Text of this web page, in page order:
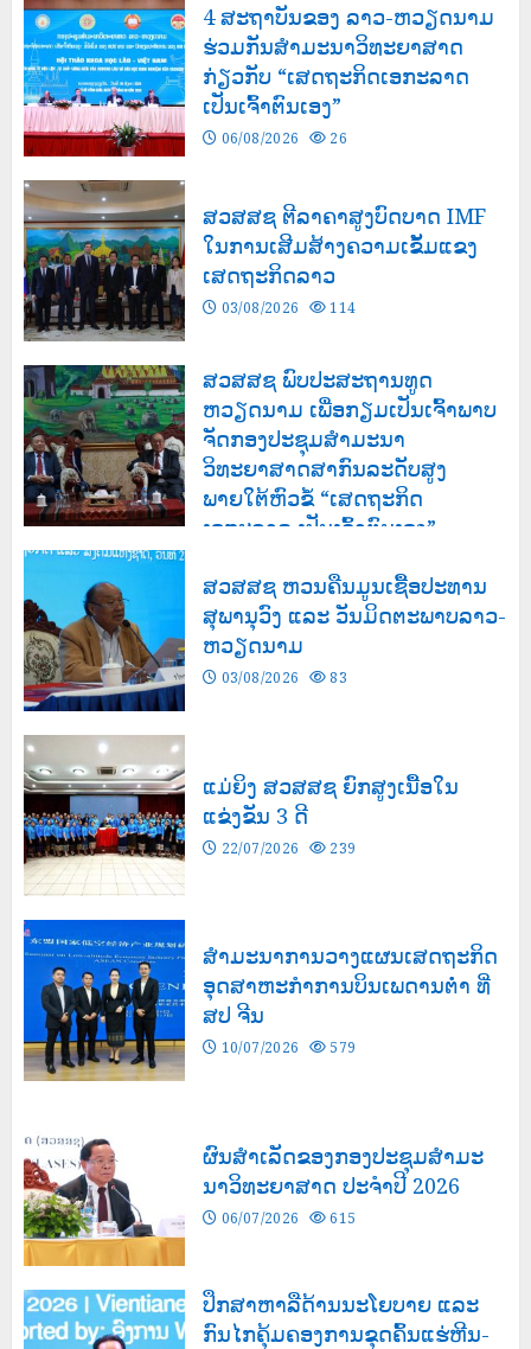
4 ສະຖາບັນຂອງ ລາວ-ຫວຽດນາມ
ຮ່ວມກັນສໍາມະນາວິທະຍາສາດ
ກ່ຽວກັບ “ເສດຖະກິດເອກະລາດ
ເປັນເຈົ້າຕົນເອງ”
06/08/2026 26
ສວສສຊ ຕີລາຄາສູງບົດບາດ IMF
ໃນການເສີມສ້າງຄວາມເຂັ້ມແຂງ
ເສດຖະກິດລາວ
03/08/2026 114
ສວສສຊ ພົບປະສະຖານທູດ
ຫວຽດນາມ ເພື່ອກຽມເປັນເຈົ້າພາບ
ຈັດກອງປະຊຸມສຳມະນາ
ວິທະຍາສາດສາກົນລະດັບສູງ
ພາຍໃຕ້ຫົວຂໍ້ “ເສດຖະກິດ
ເອກະລາດ ເປັນເຈົ້າຕົນເອງ”
ສວສສຊ ຫວນຄືນມູນເຊື້ອປະທານ
ສຸພານຸວົງ ແລະ ວັນມິດຕະພາບລາວ-
ຫວຽດນາມ
03/08/2026 83
ແມ່ຍິງ ສວສສຊ ຍົກສູງເນື້ອໃນ
ແຂ່ງຂັນ 3 ດີ
22/07/2026 239
ສຳມະນາການວາງແຜນເສດຖະກິດ
ອຸດສາຫະກຳການບິນເພດານຕ່ຳ ທີ່
ສປ ຈີນ
10/07/2026 579
ຜົນສໍາເລັດຂອງກອງປະຊຸມສຳມະ
ນາວິທະຍາສາດ ປະຈຳປີ 2026
06/07/2026 615
ປຶກສາຫາລືດ້ານນະໂຍບາຍ ແລະ
ກົນໄກຄຸ້ມຄອງການຂຸດຄົ້ນແຮ່ຫີນ-